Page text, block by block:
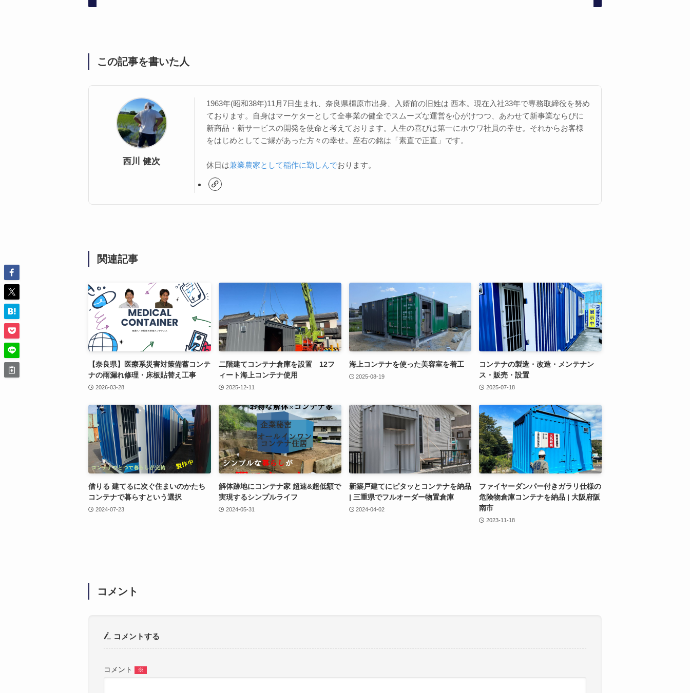
この記事を書いた人
西川 健次
1963年(昭和38年)11月7日生まれ、奈良県橿原市出身、入婿前の旧姓は 西本。現在入社33年で専務取締役を努め
ております。自身はマーケターとして全事業の健全でスムーズな運営を心がけつつ、あわせて新事業ならびに
新商品・新サービスの開発を使命と考えております。人生の喜びは第一にホウワ社員の幸せ。それからお客様
をはじめとしてご縁があった方々の幸せ。座右の銘は「素直で正直」です。
休日は兼業農家として稲作に勤しんでおります。
関連記事
【奈良県】医療系災害対策備蓄コンテ
ナの雨漏れ修理・床板貼替え工事
2026-03-28
二階建てコンテナ倉庫を設置 12フ
ィート海上コンテナ使用
2025-12-11
海上コンテナを使った美容室を着工
2025-08-19
コンテナの製造・改造・メンテナン
ス・販売・設置
2025-07-18
借りる 建てるに次ぐ住まいのかたち
コンテナで暮らすという選択
2024-07-23
解体跡地にコンテナ家 超速&超低額で
実現するシンプルライフ
2024-05-31
新築戸建てにピタッとコンテナを納品
| 三重県でフルオーダー物置倉庫
2024-04-02
ファイヤーダンパー付きガラリ仕様の
危険物倉庫コンテナを納品 | 大阪府阪
南市
2023-11-18
コメント
コメントする
コメント ※